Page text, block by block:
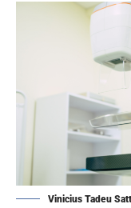
Vinicius Tadeu